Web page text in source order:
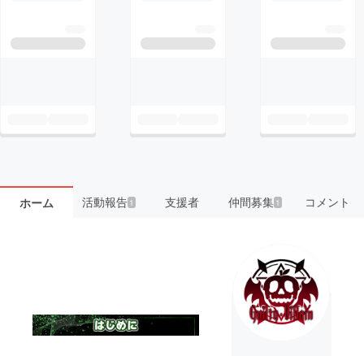
ホーム 活動報告1 支援者 仲間募集 1 コメント